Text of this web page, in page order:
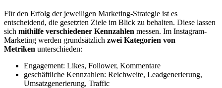
Für den Erfolg der jeweiligen Marketing-Strategie ist es
entscheidend, die gesetzten Ziele im Blick zu behalten. Diese lassen
sich mithilfe verschiedener Kennzahlen messen. Im Instagram-
Marketing werden grundsätzlich zwei Kategorien von
Metriken unterschieden:
Engagement: Likes, Follower, Kommentare
geschäftliche Kennzahlen: Reichweite, Leadgenerierung,
Umsatzgenerierung, Traffic